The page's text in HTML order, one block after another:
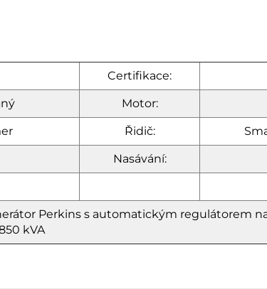
Certifikace:
Motor:
Řidič:
Nasávání:
Perkins s automatickým regulátorem
kVA